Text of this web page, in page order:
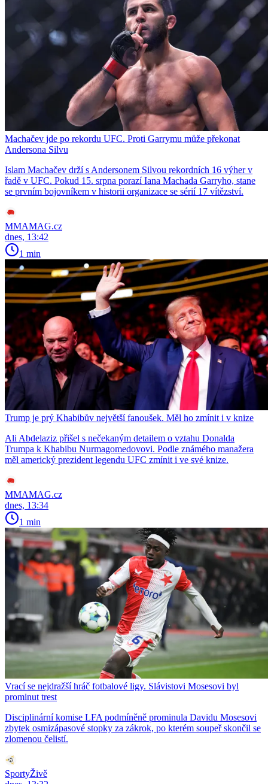
Machačev jde po rekordu UFC. Proti Garrymu může překonat
Andersona Silvu
Islam Machačev drží s Andersonem Silvou rekordních 16 výher v
řadě v UFC. Pokud 15. srpna porazí Iana Machada Garryho, stane
se prvním bojovníkem v historii organizace se sérií 17 vítězství.
MMAMAG.cz
dnes, 13:42
1 min
Trump je prý Khabibův největší fanoušek. Měl ho zmínit i v knize
Ali Abdelaziz přišel s nečekaným detailem o vztahu Donalda
Trumpa k Khabibu Nurmagomedovovi. Podle známého manažera
měl americký prezident legendu UFC zmínit i ve své knize.
MMAMAG.cz
dnes, 13:34
1 min
Vrací se nejdražší hráč fotbalové ligy. Slávistovi Mosesovi byl
prominut trest
Disciplinární komise LFA podmíněně prominula Davidu Mosesovi
zbytek osmizápasové stopky za zákrok, po kterém soupeř skončil se
zlomenou čelistí.
SportyŽivě